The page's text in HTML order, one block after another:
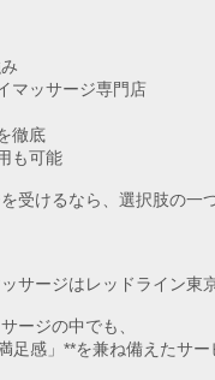
マッサージ専門店
徹底
も可能
受けるなら、選択肢の一
サージはレッドライン東
ージの中でも、
足感」**を兼ね備えたサ